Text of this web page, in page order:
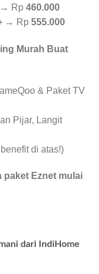
→ Rp 460.000
→ Rp 555.000
Murah Buat
& Paket TV
Pijar, Langit
di atas!)
paket Eznet mulai
dari IndiHome